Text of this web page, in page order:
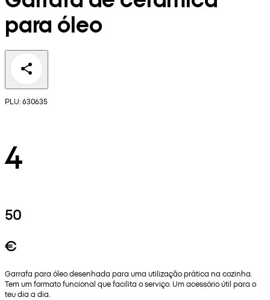
para óleo
PLU: 630635
4
50
€
Garrafa para óleo desenhada para uma utilização prática na cozinha.
Tem um formato funcional que facilita o serviço. Um acessório útil para o
teu dia a dia.